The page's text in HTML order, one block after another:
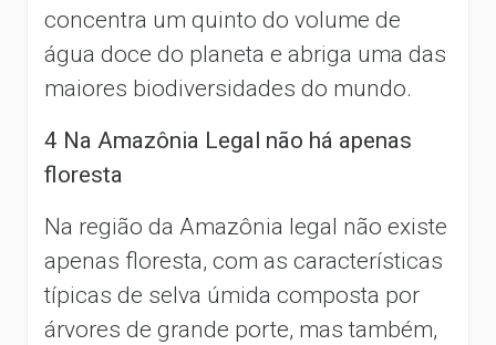
concentra um quinto do volume de
água doce do planeta e abriga uma das
maiores biodiversidades do mundo.
4 Na Amazônia Legal não há apenas
floresta
Na região da Amazônia legal não existe
apenas floresta, com as características
típicas de selva úmida composta por
árvores de grande porte, mas também,